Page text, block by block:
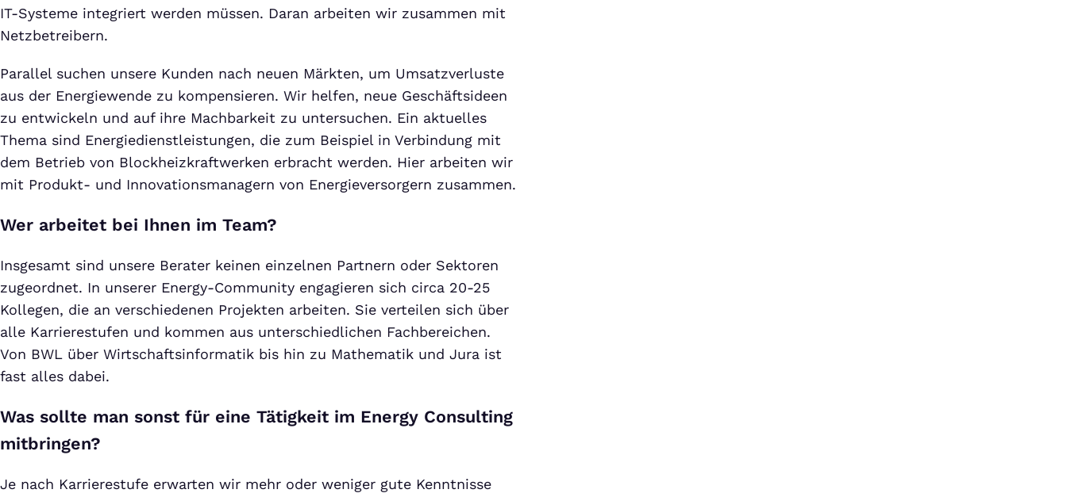
IT-Systeme integriert werden müssen. Daran arbeiten wir zusammen mit
Netzbetreibern.
Parallel suchen unsere Kunden nach neuen Märkten, um Umsatzverluste
aus der Energiewende zu kompensieren. Wir helfen, neue Geschäftsideen
zu entwickeln und auf ihre Machbarkeit zu untersuchen. Ein aktuelles
Thema sind Energiedienstleistungen, die zum Beispiel in Verbindung mit
dem Betrieb von Blockheizkraftwerken erbracht werden. Hier arbeiten wir
mit Produkt- und Innovationsmanagern von Energieversorgern zusammen.
Wer arbeitet bei Ihnen im Team?
Insgesamt sind unsere Berater keinen einzelnen Partnern oder Sektoren
zugeordnet. In unserer Energy-Community engagieren sich circa 20-25
Kollegen, die an verschiedenen Projekten arbeiten. Sie verteilen sich über
alle Karrierestufen und kommen aus unterschiedlichen Fachbereichen.
Von BWL über Wirtschaftsinformatik bis hin zu Mathematik und Jura ist
fast alles dabei.
Was sollte man sonst für eine Tätigkeit im Energy Consulting
mitbringen?
Je nach Karrierestufe erwarten wir mehr oder weniger gute Kenntnisse